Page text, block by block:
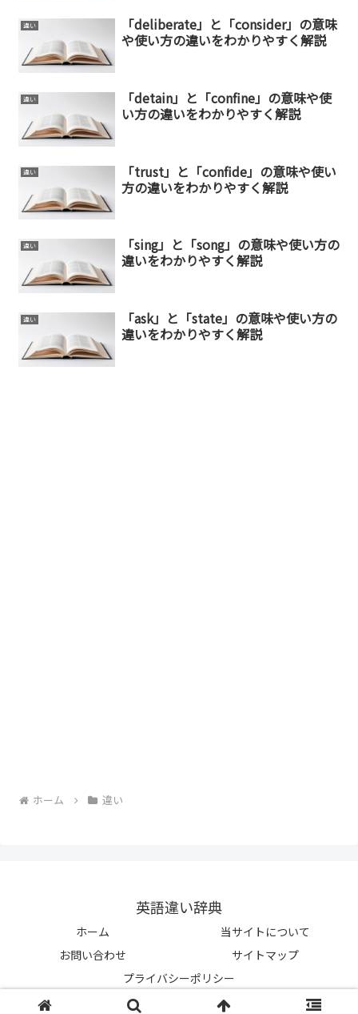
違い
「deliberate」と「consider」の意味
や使い方の違いをわかりやすく解説
違い
「detain」と「confine」の意味や使
い方の違いをわかりやすく解説
違い
「trust」と「confide」の意味や使い
方の違いをわかりやすく解説
違い
「sing」と「song」の意味や使い方の
違いをわかりやすく解説
違い
「ask」と「state」の意味や使い方の
違いをわかりやすく解説
ホーム 違い
英語違い辞典
ホーム
当サイトについて
お問い合わせ
サイトマップ
プライバシーポリシー
© 2023-2026 英語違い辞典.